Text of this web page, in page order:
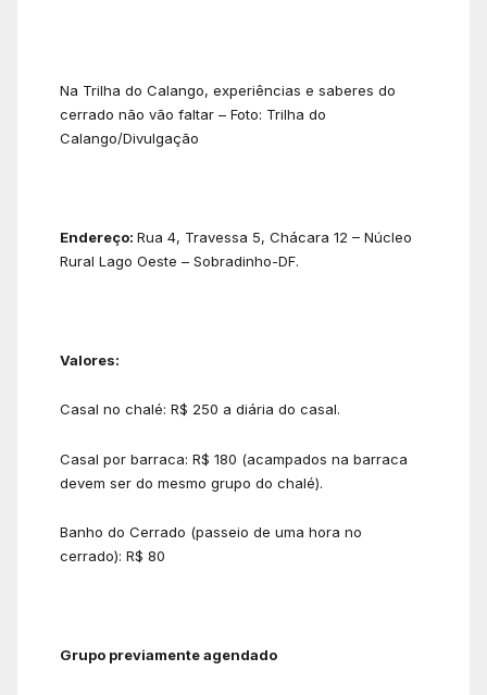
Na Trilha do Calango, experiências e saberes do
cerrado não vão faltar – Foto: Trilha do
Calango/Divulgação
Endereço: Rua 4, Travessa 5, Chácara 12 – Núcleo
Rural Lago Oeste – Sobradinho-DF.
Valores:
Casal no chalé: R$ 250 a diária do casal.
Casal por barraca: R$ 180 (acampados na barraca
devem ser do mesmo grupo do chalé).
Banho do Cerrado (passeio de uma hora no
cerrado): R$ 80
Grupo previamente agendado